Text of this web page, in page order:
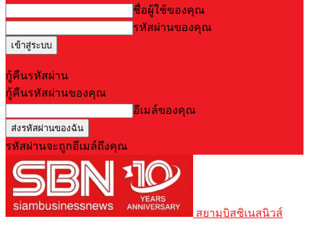
ชื่อผู้ใช้ของคุณ
รหัสผ่านของคุณ
กู้คืนรหัสผ่าน
กู้คืนรหัสผ่านของคุณ
อีเมล์ของคุณ
รหัสผ่านจะถูกอีเมล์ถึงคุณ
สยามบิสซิเนสนิวส์